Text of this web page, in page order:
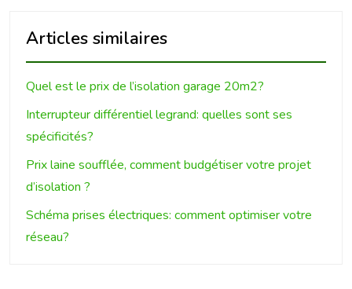
Articles similaires
Quel est le prix de l’isolation garage 20m2?
Interrupteur différentiel legrand: quelles sont ses
spécificités?
Prix laine soufflée, comment budgétiser votre projet
d’isolation ?
Schéma prises électriques: comment optimiser votre
réseau?